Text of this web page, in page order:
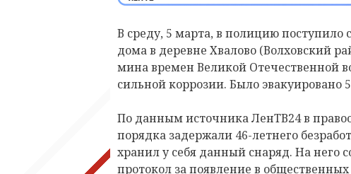
В среду, 5 марта, в полицию поступило
дома в деревне Хвалово (Волховский
мина времен Великой Отечественной
сильной коррозии. Было эвакуировано
По данным источника ЛенТВ24 в
порядка задержали 46-летнего
хранил у себя данный снаряд. На него
протокол запоявление в